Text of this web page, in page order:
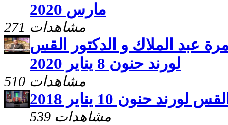
مارس 2020
271 مشاهدات
عبد الملاك و الدكتور القس
لورند حنون 8 يناير 2020
510 مشاهدات
حنون 10 يناير 2018
539 مشاهدات